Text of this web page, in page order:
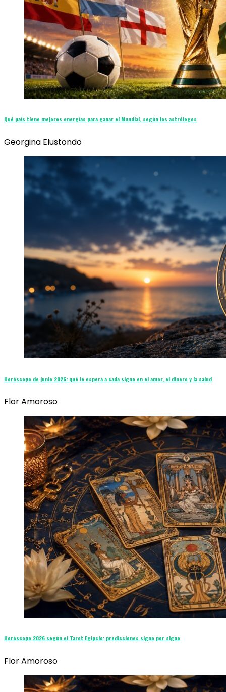
Qué país tiene mejores energías para ganar el Mundial, según los astrólogos
Georgina Elustondo
Horóscopo de junio 2026: qué le espera a cada signo en el amor, el dinero y la salud
Flor Amoroso
Horóscopo 2026 según el Tarot Egipcio: predicciones signo por signo
Flor Amoroso